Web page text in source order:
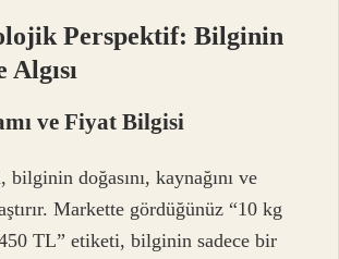
Perspektif: Bilginin
Algısı
ve Fiyat Bilgisi
doğasını, kaynağını ve
Markette gördüğünüz “10 kg
TL” etiketi, bilginin sadece bir